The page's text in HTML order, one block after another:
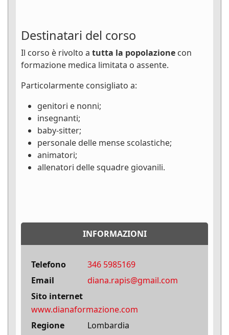
Destinatari del corso
Il corso è rivolto a tutta la popolazione con
formazione medica limitata o assente.
Particolarmente consigliato a:
genitori e nonni;
insegnanti;
baby-sitter;
personale delle mense scolastiche;
animatori;
allenatori delle squadre giovanili.
INFORMAZIONI
Telefono
346 5985169
Email
diana.rapis@gmail.com
Sito internet
www.dianaformazione.com
Regione
Lombardia